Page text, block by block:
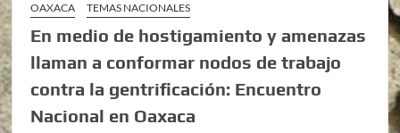
OAXACA
TEMAS NACIONALES
En medio de hostigamiento y amenazas
llaman a conformar nodos de trabajo
contra la gentrificación: Encuentro
Nacional en Oaxaca